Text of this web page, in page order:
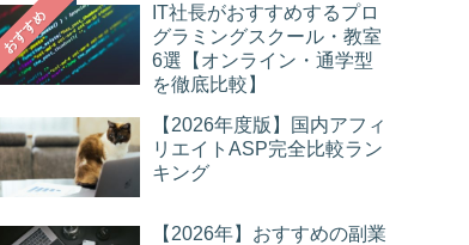
おすすめ
IT社長がおすすめするプロ
グラミングスクール・教室
6選【オンライン・通学型
を徹底比較】
【2026年度版】国内アフィ
リエイトASP完全比較ラン
キング
【2026年】おすすめの副業